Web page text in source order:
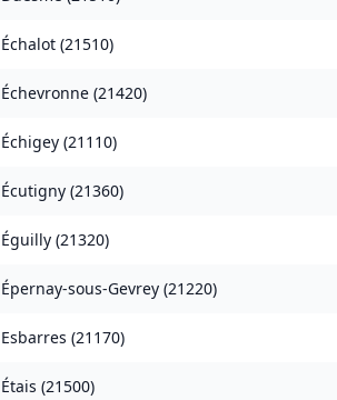
Échalot (21510)
Échevronne (21420)
Échigey (21110)
Écutigny (21360)
Éguilly (21320)
Épernay-sous-Gevrey (21220)
Esbarres (21170)
Étais (21500)